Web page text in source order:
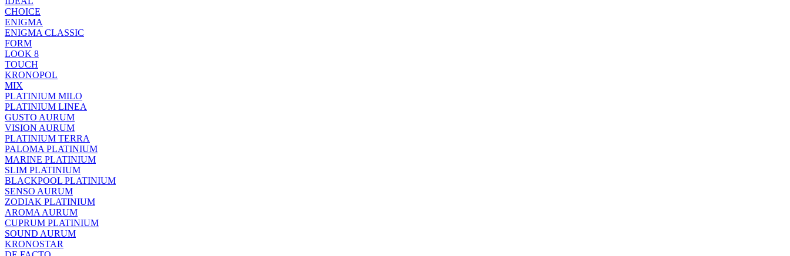
CHOICE
ENIGMA
ENIGMA CLASSIC
FORM
LOOK 8
TOUCH
KRONOPOL
MIX
PLATINIUM MILO
PLATINIUM LINEA
GUSTO AURUM
VISION AURUM
PLATINIUM TERRA
PALOMA PLATINIUM
MARINE PLATINIUM
SLIM PLATINIUM
BLACKPOOL PLATINIUM
SENSO AURUM
ZODIAK PLATINIUM
AROMA AURUM
CUPRUM PLATINIUM
SOUND AURUM
KRONOSTAR